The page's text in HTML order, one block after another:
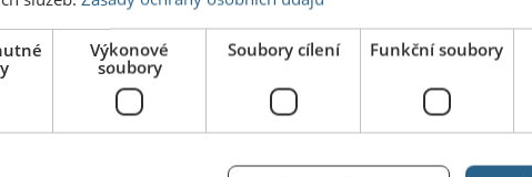
Výkonové
soubory
Soubory cílení Funkční soubory